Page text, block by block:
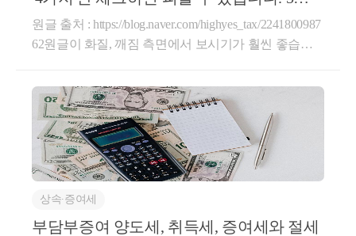
② '각종 코인소득'(레퍼럴 세금, 채굴 세금, ico
도, 과거에도 개정과는 무관하게 되고 있으니 이부분을 놓
에는 모두 세무조사를 통해 세금과 가산세가 추징되고 있
코인 증여세 및 상속세와 각종 소득에 대한 세금(코인세금,
참고하시면 좋을 것 같습니다.
도소득세 관련 주요 개정 내용을 사례별 예상 세액과
함께 살펴보겠습니다. 개정되는 내용마다 납세자분들
의 상황을 고려하여 세액 계산 및 간단한 코멘트를 달
년 세제개편안]첨부파일2026년 세제개편안 상세본.hw
px파일 다운로드※ 이번 세제개편안은 정부 발표 및
입법예고 단계의 개정안입니다. 향후 국회 심의와 시
행령 개정 과정에서 세부 내용이나 시행 시기가 달라
질 수 있으므로 실제 의사결정 전에는 확정된 법령을
다시 확인해야 합니다.2026년 세제개편안 부동산 세재
개편 중종합부동산세와 기타 부동산 세금은 2편에서
따로 설명드리겠습니다.1. 장기보유특별공제 개편(56~
0일부터 시작되는
원글 출처 : https://blog.naver.com/highyes_tax/2241800987
62원글이 화질, 깨짐 측면에서 보시기가 훨씬 좋습니
하는 세무컨설팅 세로움입니다.26년 5월 10일 다주택
자 양도세 중과가 4년만에 다시 다시 시행될 것으로 예
상됩니다. 중과세가 적용되면 시세차익의 최대82.5%
까지 세금을 내는 것으로 사실상 양도가 어려울 수 있
습니다.그래서 오늘은다주택자이지만, 양도세 중과를
피할 수 있는 주요사례와 방안에 대해서 자세하게 설
명드리겠습니다.업계에서'양포세'라는 말이 있습니다.
양도소득세를 포기한 세무사라는 의미인데, 우리나라
상속∙증여세
부담부증여 양도세, 취득세, 증여세와 절세